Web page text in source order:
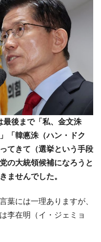
最後まで「私、金文洙
「韓悳洙（ハン・ドク
てきて（選挙という手段
の大統領候補になろうと
ませんでした。
葉には一理ありますが、
李在明（イ・ジェミョ